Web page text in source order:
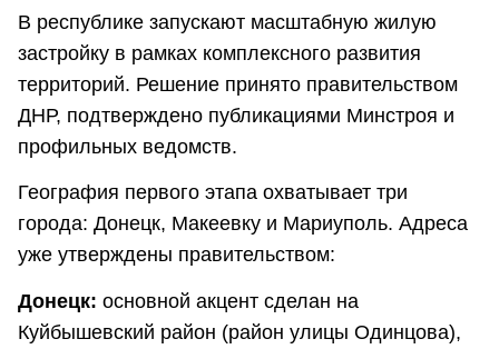
В республике запускают масштабную жилую
застройку в рамках комплексного развития
территорий. Решение принято правительством
ДНР, подтверждено публикациями Минстроя и
профильных ведомств.
География первого этапа охватывает три
города: Донецк, Макеевку и Мариуполь. Адреса
уже утверждены правительством:
Донецк: основной акцент сделан на
Куйбышевский район (район улицы Одинцова),